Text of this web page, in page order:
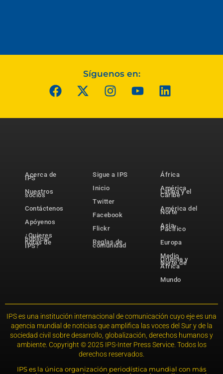
Síguenos en:
Acerca de
IPS
Nuestros
socios
Contáctenos
Apóyenos
¿Quieres
publicar
notas de
IPS?
Sigue a IPS
Inicio
Twitter
Facebook
Flickr
Reglas de
comunidad
África
América
Latina y el
Caribe
América del
Norte
Asia-
Pacífico
Europa
Medio
Oriente y
Norte de
África
Mundo
IPS es una institución internacional de comunicación cuyo eje es una
agencia mundial de noticias que amplifica las voces del Sur y de la
sociedad civil sobre desarrollo, globalización, derechos humanos y
ambiente. Copyright © 2025 IPS-Inter Press Service. Todos los
derechos reservados.
IPS es la única organización periodística mundial con más